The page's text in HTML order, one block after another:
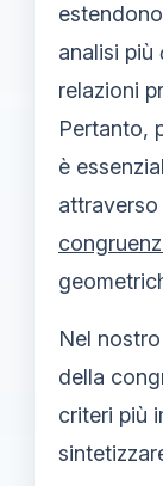
analisi più
relazioni
Pertanto,
è
Nel
della
criteri più